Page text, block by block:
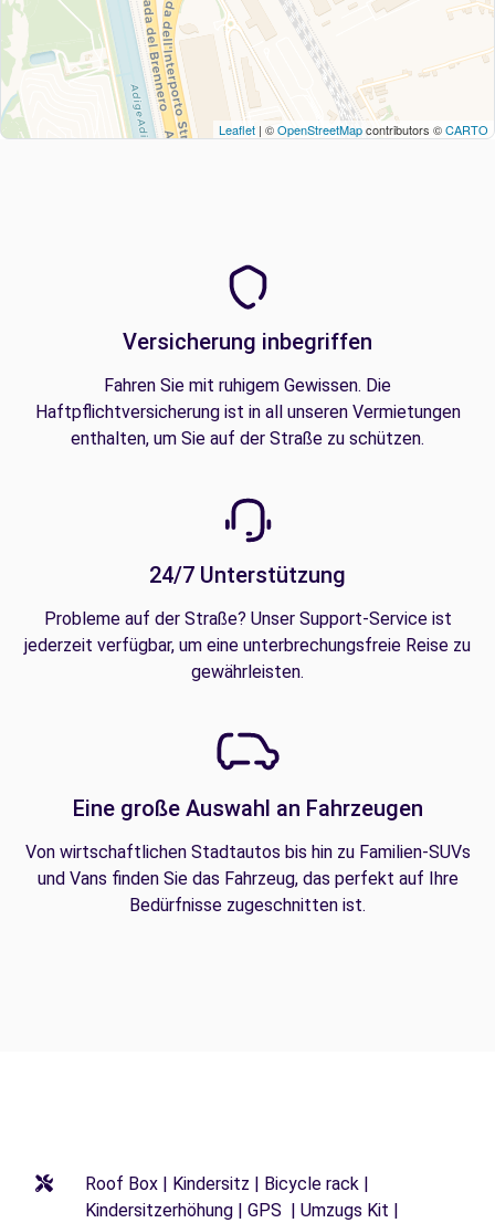
Leaflet | ©OpenStreetMapcontributors ©CARTO
Versicherung inbegriffen
Fahren Sie mit ruhigem Gewissen. Die
Haftpflichtversicherung ist in all unseren Vermietungen
enthalten, um Sie auf der Straße zu schützen.
24/7 Unterstützung
Probleme auf der Straße? Unser Support-Service ist
jederzeit verfügbar, um eine unterbrechungsfreie Reise zu
gewährleisten.
Eine große Auswahl an Fahrzeugen
Von wirtschaftlichen Stadtautos bis hin zu Familien-SUVs
und Vans finden Sie das Fahrzeug, das perfekt auf Ihre
Bedürfnisse zugeschnitten ist.
Roof Box | Kindersitz | Bicycle rack |
Kindersitzerhöhung | GPS | Umzugs Kit |